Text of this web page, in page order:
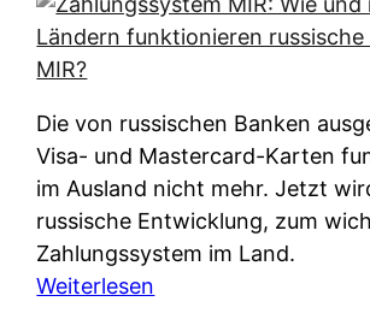
l
t
n
a
t
i
v
e
Die von russischen Banken
Visa- und Mastercard-Karten
im Ausland nicht mehr. Jetzt
russische Entwicklung, zum
Zahlungssystem im Land.
Weiterlesen